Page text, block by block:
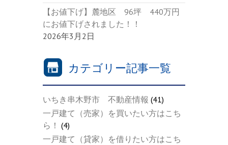
【お値下げ】麓地区 96坪 440万円
にお値下げされました！！
2026年3月2日
カテゴリー記事一覧
いちき串木野市 不動産情報 (41)
一戸建て（売家）を買いたい方はこち
ら！ (4)
一戸建て（貸家）を借りたい方はこち